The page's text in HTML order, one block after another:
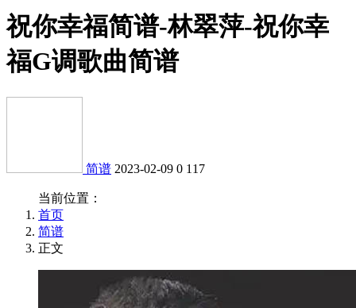
祝你幸福简谱-林翠萍-祝你幸
福G调歌曲简谱
简谱 2023-02-09 0 117
当前位置：
首页
简谱
正文